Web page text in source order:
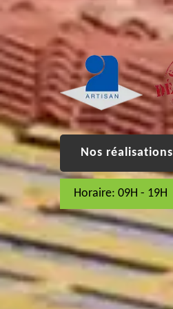
Nos réalisations
Horaire: 09H - 19H